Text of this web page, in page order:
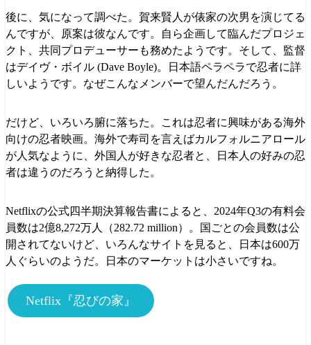
後に、気になって調べた。賀来賢人が俵家の次男を演じてる
んですが、原案は彼なんです。自ら企画して臨んだプロジェ
クト、共同プロデューサーも務めたようです。そして、監督
はデイヴ・ボイル (Dave Boyle)。日本語ペラペラで忍者に詳
しいようです。なぜこんなメンバーで望んだんだろう。
だけど、いろいろ腑に落ちた。これは忍者に興味がある海外
向けの忍者映画。海外で寿司を言えばカルフォルニアロール
が人気なように、外国人が好きな忍者と、日本人の好みの忍
者は違うのだろうと納得した。
Netflixの公式四半期決算報告書によると、2024年Q3の有料会
員数は2億8,272万人（282.72 million）。国ごとの会員数は公
開されてないけど、いろんなサイトを見ると、日本は600万
人ぐらいのようだ。日本のマーケットは小さいですね。
Netflix『忍びの家』